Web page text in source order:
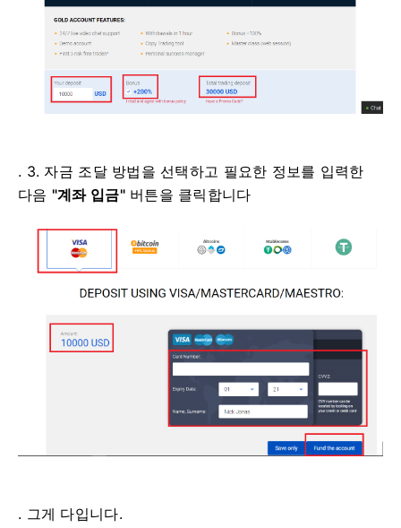
. 3. 자금 조달 방법을 선택하고 필요한 정보를 입력한
다음 "계좌 입금"버튼을 클릭합니다
. 그게 다입니다.